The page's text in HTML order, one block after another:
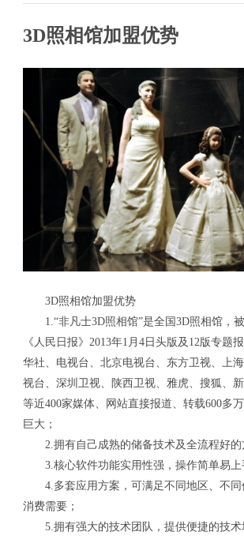
3D照相馆加盟优势
3D照相馆加盟优势
1.“非凡士3D照相馆”是全国3D照相馆，
《人民日报》2013年1月4日头版及12版专题
华社、电视台、北京电视台、东方卫视、上
视台、深圳卫视、陕西卫视、雅虎、搜狐、
等近400家媒体、网站直接报道、转载600多
巨大；
2.拥有自己成熟的储备技术及全流程好的
3.核心软件功能实用性强，操作简单易上
4.多套应用方案，可满足不同地区、不同
消费需要；
5.拥有强大的技术团队，提供便捷的技术